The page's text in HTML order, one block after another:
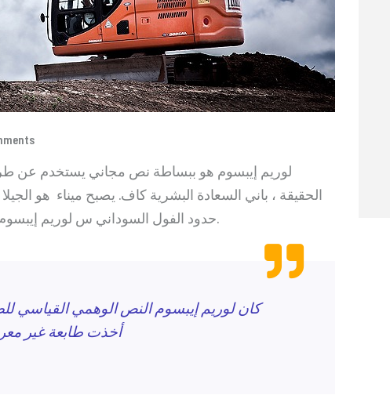
لوريم إيبسوم هو ببساطة نص مجاني يستخدم عن
الحقيقة ، باني السعادة البشرية كاف. يصبح ميناء هو
حدود الفول السوداني س لوريم إيبسوم هو ببساطة نص وهمي لصناعة الطباعة والتنضيد.
كان لوريم إيبسوم النص الوهمي القياسي
أخذت طابعة غير